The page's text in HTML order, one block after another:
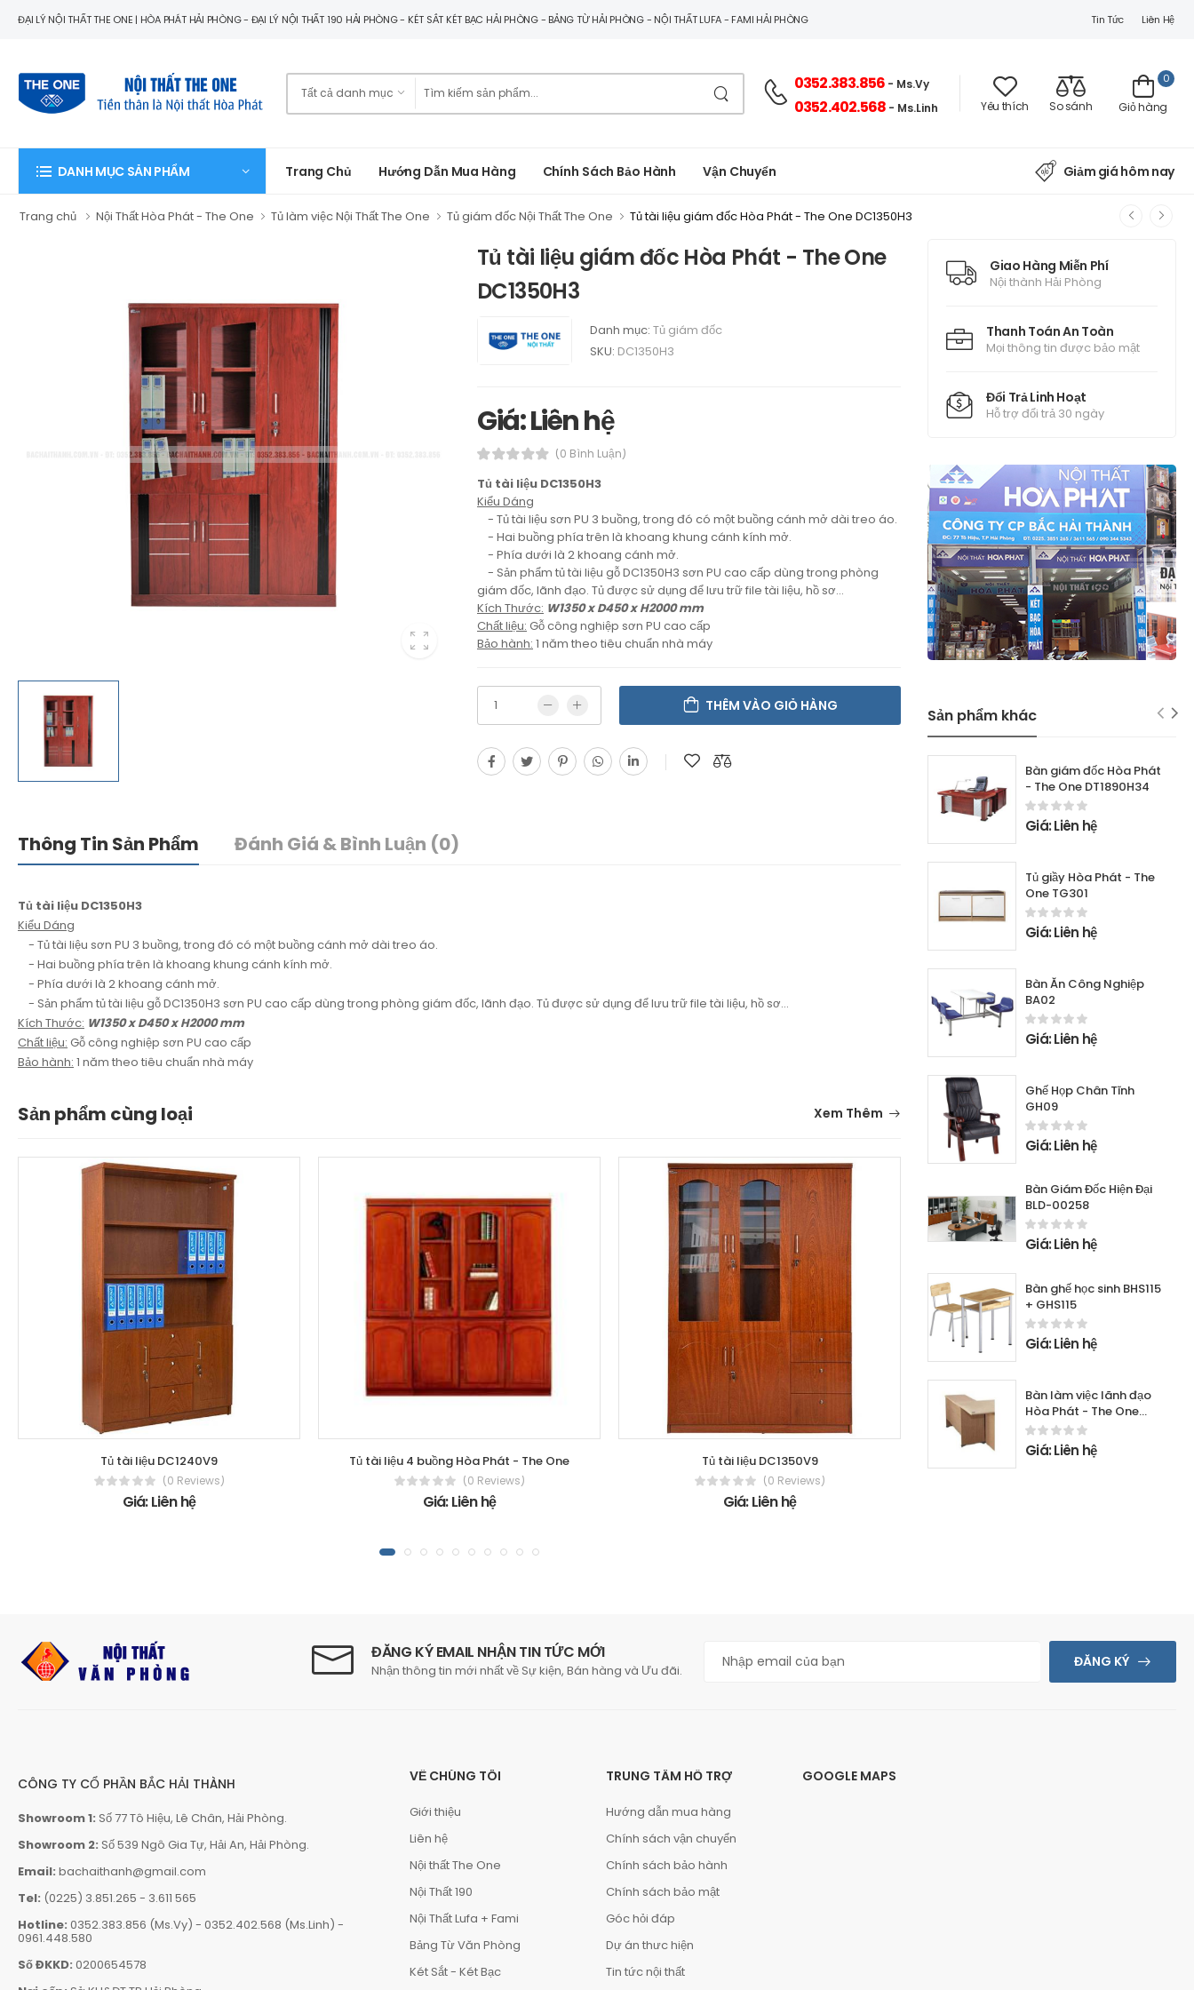
ĐẠI LÝ NỘI THẤT THE ONE | HÒA PHÁT HẢI PHÒNG - ĐẠI LÝ NỘI THẤT 190 HẢI PHÒNG - KÉT SẮT KÉT BẠC HẢI PHÒNG - BẢNG TỪ HẢI PHÒNG - NỘI THẤT LUFA - FAMI HẢI PHÒNG Tin Tức Liên Hệ
0352.383.856 - Ms.Vy
0352.402.568 - Ms.Linh Yêu thích So sánh
0
Giỏ hàng
DANH MỤC SẢN PHẨM Trang Chủ Hướng Dẫn Mua Hàng Chính Sách Bảo Hành Vận Chuyển Giảm giá hôm nay
Trang chủ Nội Thất Hòa Phát - The One Tủ làm việc Nội Thất The One Tủ giám đốc Nội Thất The One Tủ tài liệu giám đốc Hòa Phát - The One DC1350H3
Tủ tài liệu giám đốc Hòa Phát - The One
DC1350H3
Danh mục: Tủ giám đốc
SKU: DC1350H3
Giá: Liên hệ
(0 Bình Luận)
Tủ tài liệu DC1350H3
Kiểu Dáng
- Tủ tài liệu sơn PU 3 buồng, trong đó có một buồng cánh mở dài treo áo.
- Hai buồng phía trên là khoang khung cánh kính mở.
- Phía dưới là 2 khoang cánh mở.
- Sản phẩm tủ tài liệu gỗ DC1350H3 sơn PU cao cấp dùng trong phòng
giám đốc, lãnh đạo. Tủ được sử dụng để lưu trữ file tài liệu, hồ sơ...
Kích Thước: W1350 x D450 x H2000 mm
Chất liệu: Gỗ công nghiệp sơn PU cao cấp
Bảo hành: 1 năm theo tiêu chuẩn nhà máy
THÊM VÀO GIỎ HÀNG
Thông Tin Sản Phẩm Đánh Giá & Bình Luận (0)
Tủ tài liệu DC1350H3
Kiểu Dáng
- Tủ tài liệu sơn PU 3 buồng, trong đó có một buồng cánh mở dài treo áo.
- Hai buồng phía trên là khoang khung cánh kính mở.
- Phía dưới là 2 khoang cánh mở.
- Sản phẩm tủ tài liệu gỗ DC1350H3 sơn PU cao cấp dùng trong phòng giám đốc, lãnh đạo. Tủ được sử dụng để lưu trữ file tài liệu, hồ sơ...
Kích Thước: W1350 x D450 x H2000 mm
Chất liệu: Gỗ công nghiệp sơn PU cao cấp
Bảo hành: 1 năm theo tiêu chuẩn nhà máy
Sản phẩm cùng loại Xem Thêm
Tủ tài liệu DC1240V9
(0 Reviews)
Giá: Liên hệ
Tủ tài liệu 4 buồng Hòa Phát - The One
(0 Reviews)
Giá: Liên hệ
Tủ tài liệu DC1350V9
(0 Reviews)
Giá: Liên hệ
Tủ tài liệu giám đốc Hòa Phát - The
Giao Hàng Miễn Phí
Nội thành Hải Phòng
Thanh Toán An Toàn
Mọi thông tin được bảo mật
Đổi Trả Linh Hoạt
Hỗ trợ đổi trả 30 ngày
Sản phẩm khác
Bàn giám đốc Hòa Phát
- The One DT1890H34
Giá: Liên hệ
Tủ giầy Hòa Phát - The
One TG301
Giá: Liên hệ
Bàn Ăn Công Nghiệp
BA02
Giá: Liên hệ
Ghế Họp Chân Tĩnh
GH09
Giá: Liên hệ
Bàn Giám Đốc Hiện Đại
BLD-00258
Giá: Liên hệ
Bàn ghế học sinh BHS115
+ GHS115
Giá: Liên hệ
Bàn làm việc lãnh đạo
Hòa Phát - The One
NTBP01
Giá: Liên hệ
ĐĂNG KÝ EMAIL NHẬN TIN TỨC MỚI
Nhận thông tin mới nhất về Sự kiện, Bán hàng và Ưu đãi. ĐĂNG KÝ
CÔNG TY CỔ PHẦN BẮC HẢI THÀNH
Showroom 1: Số 77 Tô Hiệu, Lê Chân, Hải Phòng.
Showroom 2: Số 539 Ngô Gia Tự, Hải An, Hải Phòng.
Email: bachaithanh@gmail.com
Tel: (0225) 3.851.265 - 3.611 565
Hotline: 0352.383.856 (Ms.Vy) - 0352.402.568 (Ms.Linh) -
0961.448.580
Số ĐKKD: 0200654578
VỀ CHÚNG TÔI
Giới thiệu
Liên hệ
Nội thất The One
Nội Thất 190
Nội Thất Lufa + Fami
Bảng Từ Văn Phòng
Két Sắt - Két Bạc
TRUNG TÂM HỖ TRỢ
Hướng dẫn mua hàng
Chính sách vận chuyển
Chính sách bảo hành
Chính sách bảo mật
Góc hỏi đáp
Dự án thưc hiện
Tin tức nội thất
GOOGLE MAPS